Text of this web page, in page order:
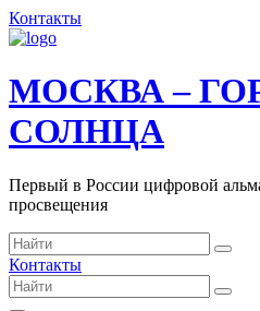
Контакты
МОСКВА –
СОЛНЦА
Первый в России цифровой
просвещения
Контакты